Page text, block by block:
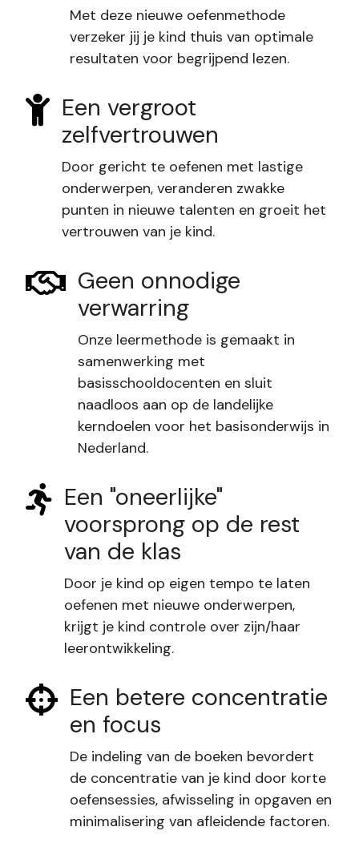
Met deze nieuwe oefenmethode
verzeker jij je kind thuis van optimale
resultaten voor begrijpend lezen.
Een vergroot
zelfvertrouwen
Door gericht te oefenen met lastige
onderwerpen, veranderen zwakke
punten in nieuwe talenten en groeit het
vertrouwen van je kind.
Geen onnodige
verwarring
Onze leermethode is gemaakt in
samenwerking met
basisschooldocenten en sluit
naadloos aan op de landelijke
kerndoelen voor het basisonderwijs in
Nederland.
Een "oneerlijke"
voorsprong op de rest
van de klas
Door je kind op eigen tempo te laten
oefenen met nieuwe onderwerpen,
krijgt je kind controle over zijn/haar
leerontwikkeling.
Een betere concentratie
en focus
De indeling van de boeken bevordert
de concentratie van je kind door korte
oefensessies, afwisseling in opgaven en
minimalisering van afleidende factoren.